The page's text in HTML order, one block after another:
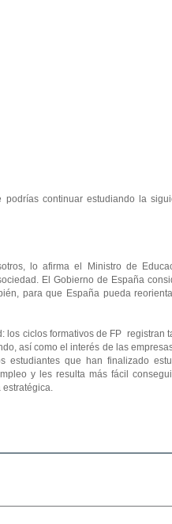
continuar estudiando la
lo afirma el Ministro de
El Gobierno de España
para que España pueda
los ciclos formativos de FP registran
así como el interés de las
estudiantes que han finalizado
y les resulta más fácil
estratégica.